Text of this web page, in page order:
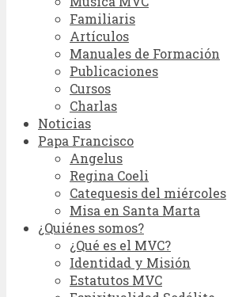
Familiaris
Artículos
Manuales de Formación
Publicaciones
Cursos
Charlas
Noticias
Papa Francisco
Angelus
Regina Coeli
Catequesis del miércoles
Misa en Santa Marta
¿Quiénes somos?
¿Qué es el MVC?
Identidad y Misión
Estatutos MVC